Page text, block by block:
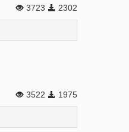
3723 2302
3522 1975